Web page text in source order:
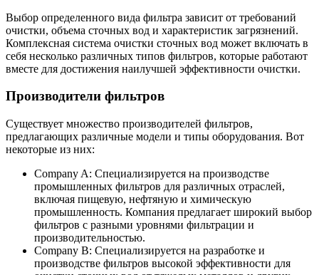
Выбор определенного вида фильтра зависит от требований
очистки, объема сточных вод и характеристик загрязнений.
Комплексная система очистки сточных вод может включать в
себя несколько различных типов фильтров, которые работают
вместе для достижения наилучшей эффективности очистки.
Производители фильтров
Существует множество производителей фильтров,
предлагающих различные модели и типы оборудования. Вот
некоторые из них:
Company A: Специализируется на производстве
промышленных фильтров для различных отраслей,
включая пищевую, нефтяную и химическую
промышленность. Компания предлагает широкий выбор
фильтров с разными уровнями фильтрации и
производительностью.
Company B: Специализируется на разработке и
производстве фильтров высокой эффективности для